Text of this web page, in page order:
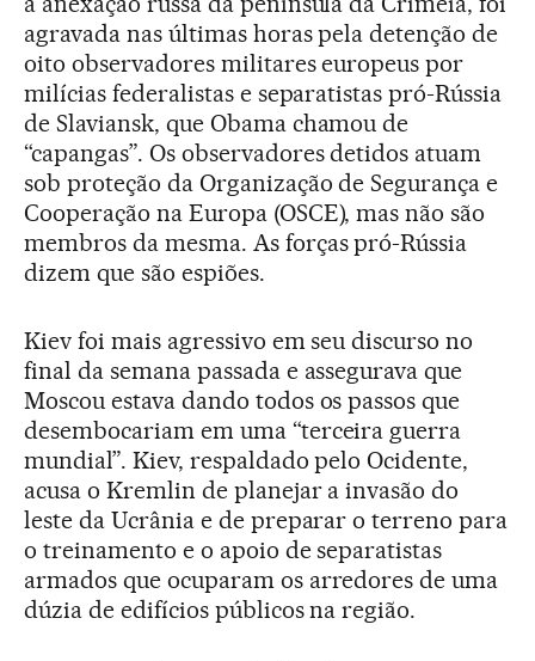
agravada nas últimas horas pela detenção de
oito observadores militares europeus por
milícias federalistas e separatistas pró-Rússia
de Slaviansk, que Obama chamou de
“capangas”. Os observadores detidos atuam
sob proteção da Organização de Segurança e
Cooperação na Europa (OSCE), mas não são
membros da mesma. As forças pró-Rússia
dizem que são espiões.
Kiev foi mais agressivo em seu discurso no
final da semana passada e assegurava que
Moscou estava dando todos os passos que
desembocariam em uma “terceira guerra
mundial”. Kiev, respaldado pelo Ocidente,
acusa o Kremlin de planejar a invasão do
leste da Ucrânia e de preparar o terreno para
o treinamento e o apoio de separatistas
armados que ocuparam os arredores de uma
dúzia de edifícios públicos na região.